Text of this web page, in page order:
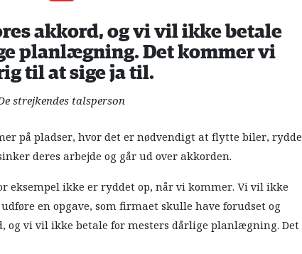
akkord, og vi vil ikke betale
planlægning. Det kommer vi
til at sige ja til.
strejkendes talsperson
på pladser, hvor det er nødvendigt at flytte biler, rydde
deres arbejde og går ud over akkorden.
eksempel ikke er ryddet op, når vi kommer. Vi vil ikke
en opgave, som firmaet skulle have forudset og
og vi vil ikke betale for mesters dårlige planlægning. Det